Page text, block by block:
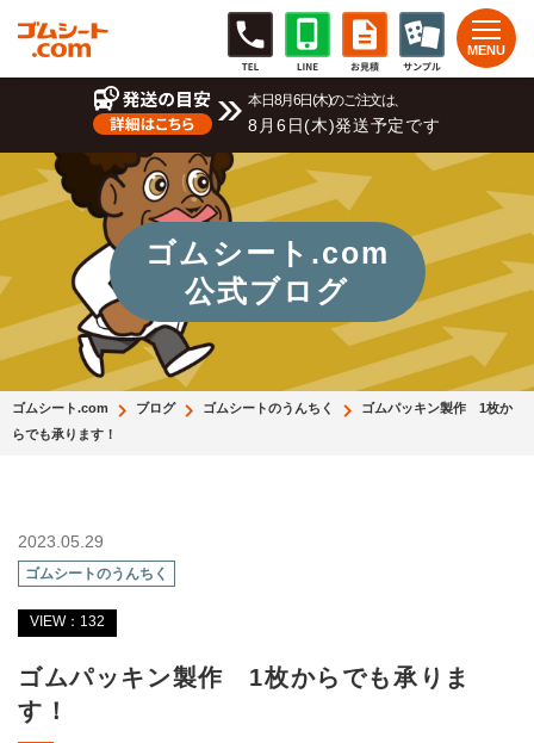
本日8月6日(木)のご注文は、
8月6日(木)発送予定です
ゴムシート.com
公式ブログ
ゴムシート.com ブログ ゴムシートのうんちく
ゴムパッキン製作 1枚か
らでも承ります！
2023.05.29
ゴムシートのうんちく
VIEW：132
ゴムパッキン製作 1枚からでも承りま
す！